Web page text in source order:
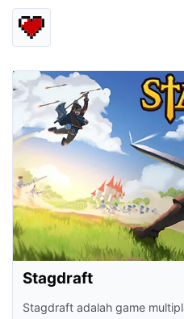
Stagdraft
Stagdraft adalah game